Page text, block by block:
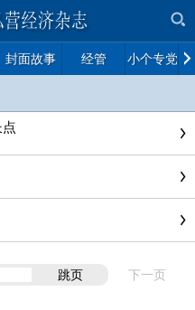
封面故事 经管 小个专党建
跳页 下一页